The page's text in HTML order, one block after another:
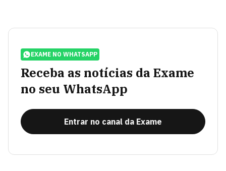
EXAME NO WHATSAPP
Receba as notícias da Exame
no seu WhatsApp
Entrar no canal da Exame